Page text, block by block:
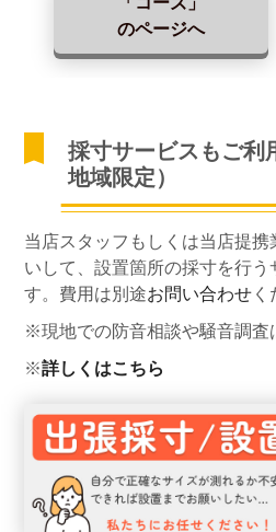
のページへ
採寸サービスもご
地域限定）
当店スタッフもしくは当店提
いして、設置箇所の採寸を行う
す。費用は別途お問い合わせ く
※現地での防音相談や騒音調査
※詳しくはこちら